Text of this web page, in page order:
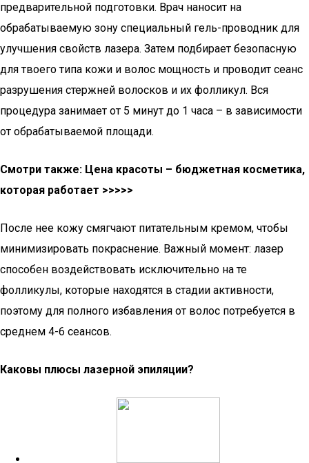
предварительной подготовки. Врач наносит на
обрабатываемую зону специальный гель-проводник для
улучшения свойств лазера. Затем подбирает безопасную
для твоего типа кожи и волос мощность и проводит сеанс
разрушения стержней волосков и их фолликул. Вся
процедура занимает от 5 минут до 1 часа – в зависимости
от обрабатываемой площади.
Смотри также: Цена красоты – бюджетная косметика,
которая работает >>>>>
После нее кожу смягчают питательным кремом, чтобы
минимизировать покраснение. Важный момент: лазер
способен воздействовать исключительно на те
фолликулы, которые находятся в стадии активности,
поэтому для полного избавления от волос потребуется в
среднем 4-6 сеансов.
Каковы плюсы лазерной эпиляции?